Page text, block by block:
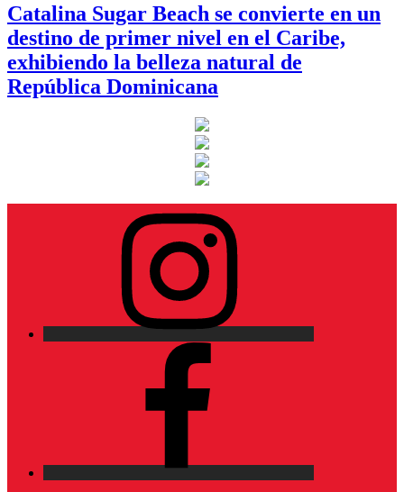
Catalina Sugar Beach se convierte en un
destino de primer nivel en el Caribe,
exhibiendo la belleza natural de
República Dominicana